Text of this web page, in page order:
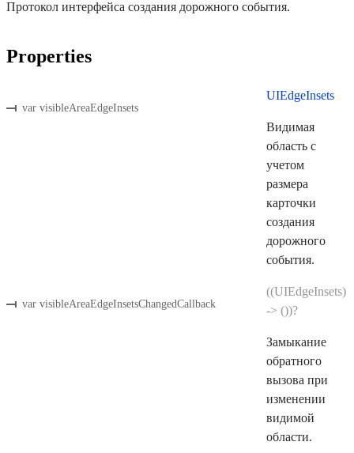
Протокол интерфейса создания дорожного события.
Properties
var visibleAreaEdgeInsets
UIEdgeInsets
Видимая
область с
учетом
размера
карточки
создания
дорожного
события.
var visibleAreaEdgeInsetsChangedCallback
((UIEdgeInsets)
-> ())?
Замыкание
обратного
вызова при
изменении
видимой
области.